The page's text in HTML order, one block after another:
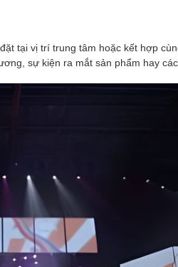
tại vị trí trung tâm hoặc kết hợp
sự kiện ra mắt sản phẩm hay